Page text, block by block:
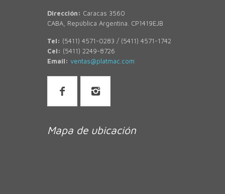
Dirección: Caracas 3560
CABA, República Argentina. CP1419EJB
Tel: (5411) 4571-0283 / (5411) 4571-1742
Cel: (5411) 2249-8726
Email: ventas@platmac.com
Mapa de ubicación